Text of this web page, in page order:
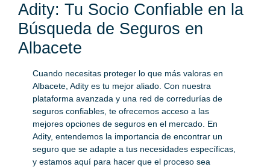
Adity: Tu Socio Confiable en la
Búsqueda de Seguros en
Albacete
Cuando necesitas proteger lo que más valoras en
Albacete, Adity es tu mejor aliado. Con nuestra
plataforma avanzada y una red de corredurías de
seguros confiables, te ofrecemos acceso a las
mejores opciones de seguros en el mercado. En
Adity, entendemos la importancia de encontrar un
seguro que se adapte a tus necesidades específicas,
y estamos aquí para hacer que el proceso sea